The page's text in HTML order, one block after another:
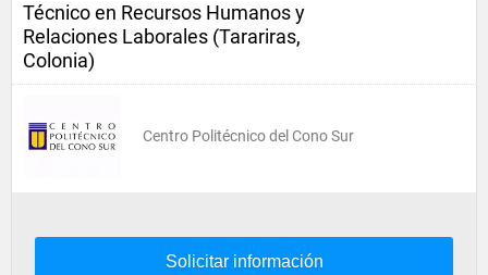
Técnico en Recursos Humanos y
Relaciones Laborales (Tarariras,
Colonia)
Centro Politécnico del Cono Sur
Solicitar información